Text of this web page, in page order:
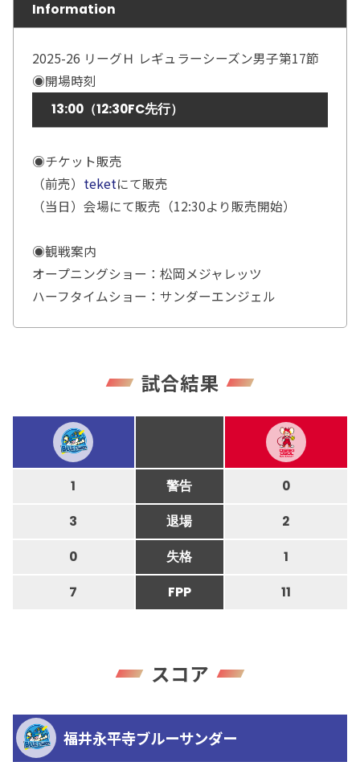
Information
2025-26 リーグＨ レギュラーシーズン男子第17節
◉開場時刻
13:00（12:30FC先行）
◉チケット販売
（前売） teketにて販売
（当日）会場にて販売（12:30より販売開始）
◉観戦案内
オープニングショー：松岡メジャレッツ
ハーフタイムショー：サンダーエンジェル
試合結果
1 警告 0
3 退場 2
0 失格 1
7 FPP 11
スコア
福井永平寺ブルーサンダー